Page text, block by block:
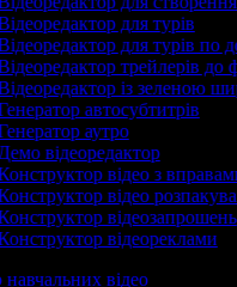
для турів
для турів по
трейлерів до
із зеленою
автосубтитрів
аутро
відеоредактор
відео з
відео
відеозапрошень
відеореклами
навчальних відео